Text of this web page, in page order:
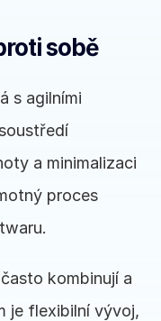
sobě
s agilními
a minimalizaci
proces
kombinují a
je flexibilní vývoj,